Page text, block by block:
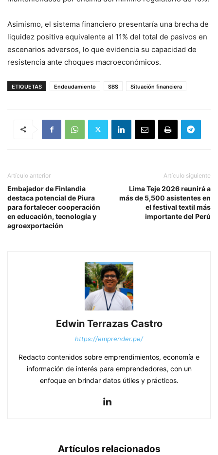
Asimismo, el sistema financiero presentaría una brecha de
liquidez positiva equivalente al 11% del total de pasivos en
escenarios adversos, lo que evidencia su capacidad de
resistencia ante choques macroeconómicos.
ETIQUETAS Endeudamiento SBS Situación financiera
Artículo anterior
Embajador de Finlandia
destaca potencial de Piura
para fortalecer cooperación
en educación, tecnología y
agroexportación
Artículo siguiente
Lima Teje 2026 reunirá a
más de 5,500 asistentes en
el festival textil más
importante del Perú
Edwin Terrazas Castro
https://emprender.pe/
Redacto contenidos sobre emprendimientos, economía e
información de interés para emprendedores, con un
enfoque en brindar datos útiles y prácticos.
Artículos relacionados